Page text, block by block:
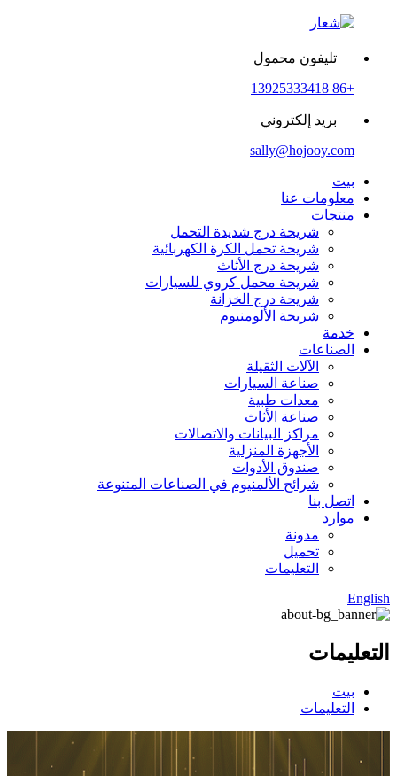
تليفون محمول
+86 13925333418
بريد إلكتروني
sally@hojooy.com
بيت
معلومات عنا
منتجات
شريحة درج شديدة التحمل
شريحة تحمل الكرة الكهربائية
شريحة درج الأثاث
شريحة محمل كروي للسيارات
شريحة درج الخزانة
شريحة الألومنيوم
خدمة
الصناعات
الآلات الثقيلة
صناعة السيارات
معدات طبية
صناعة الأثاث
مراكز البيانات والاتصالات
الأجهزة المنزلية
صندوق الأدوات
شرائح الألمنيوم في الصناعات المتنوعة
اتصل بنا
موارد
مدونة
تحميل
التعليمات
English
التعليمات
بيت
التعليمات